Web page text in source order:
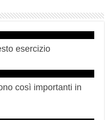
esercizio
così importanti in